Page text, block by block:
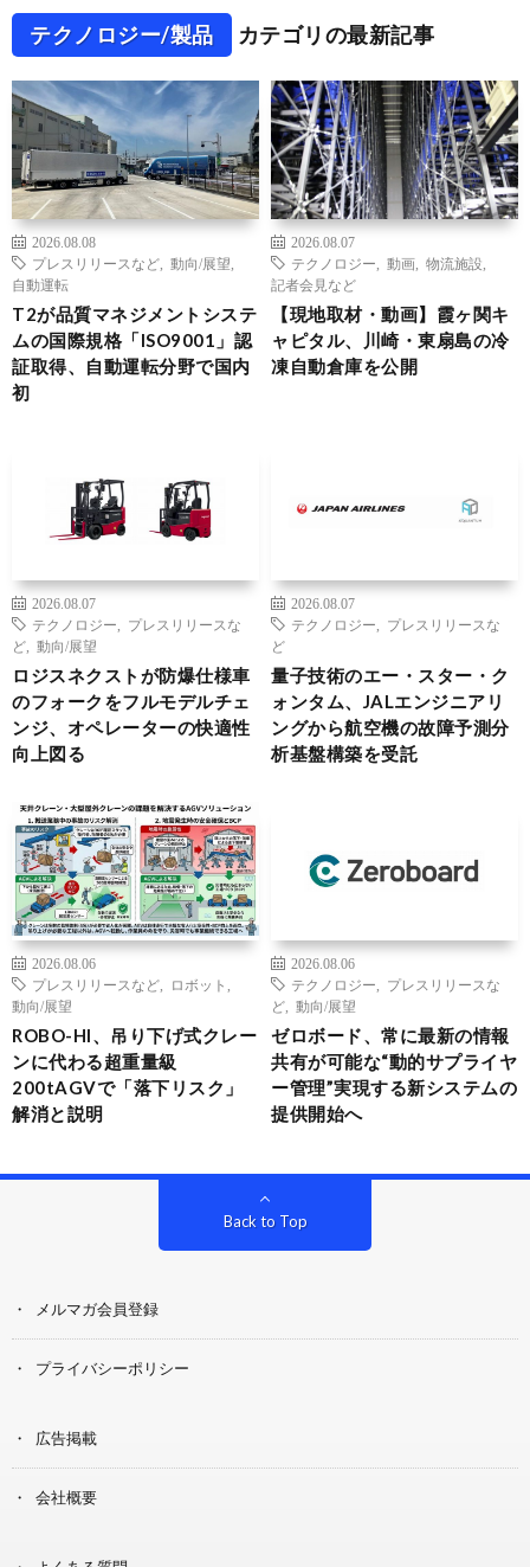
テクノロジー/製品 カテゴリの最新記事
2026.08.08
プレスリリースなど
動向/展望
自動運転
T2が品質マネジメントシステ
ムの国際規格「ISO9001」認
証取得、自動運転分野で国内
初
2026.08.07
テクノロジー
動画 物流施設
記者会見など
【現地取材・動画】霞ヶ関キ
ャピタル、川崎・東扇島の冷
凍自動倉庫を公開
2026.08.07
テクノロジー
プレスリリースな
ど
動向/展望
ロジスネクストが防爆仕様車
のフォークをフルモデルチェ
ンジ、オペレーターの快適性
向上図る
2026.08.07
テクノロジー
プレスリリースな
ど
量子技術のエー・スター・ク
ォンタム、JALエンジニアリ
ングから航空機の故障予測分
析基盤構築を受託
2026.08.06
プレスリリースなど
ロボット
動向/展望
ROBO-HI、吊り下げ式クレー
ンに代わる超重量級
200tAGVで「落下リスク」
解消と説明
2026.08.06
テクノロジー
プレスリリースな
ど
動向/展望
ゼロボード、常に最新の情報
共有が可能な“動的サプライヤ
ー管理”実現する新システムの
提供開始へ
Back to Top
メルマガ会員登録
プライバシーポリシー
広告掲載
会社概要